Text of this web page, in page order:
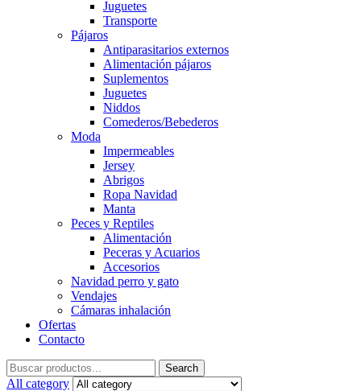
Juguetes
Transporte
Pájaros
Antiparasitarios externos
Alimentación pájaros
Suplementos
Juguetes
Niddos
Comederos/Bebederos
Moda
Impermeables
Jersey
Abrigos
Ropa Navidad
Manta
Peces y Reptiles
Alimentación
Peceras y Acuarios
Accesorios
Navidad perro y gato
Vendajes
Cámaras inhalación
Ofertas
Contacto
Search
for:
Search
All category